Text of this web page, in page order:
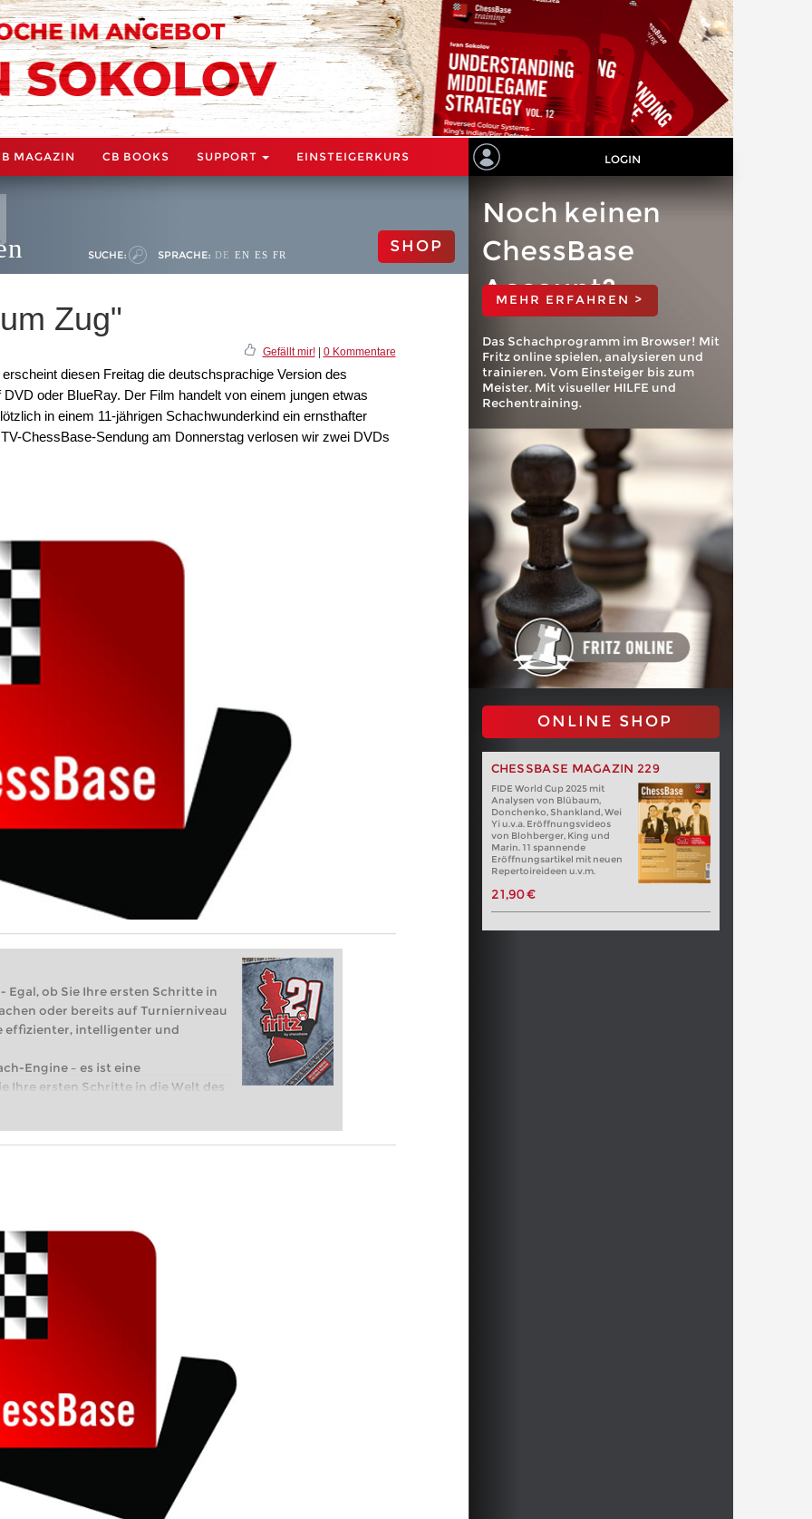
MAGAZIN CB BOOKS SUPPORT EINSTEIGERKURS LOGIN
SUCHE: SPRACHE: DE EN ES FR SHOP
Zug"
Gefällt mir!| 0 Kommentare
diesen Freitag die deutschsprachige Version des
oder BlueRay. Der Film handelt von einem jungen etwas
in einem 11-jährigen Schachwunderkind ein ernsthafter
ChessBase-Sendung am Donnerstag verlosen wir zwei DVDs
ob Sie Ihre ersten Schritte in
oder bereits auf Turnierniveau
effizienter, intelligenter und
Engine – es ist eine
Ihre ersten Schritte in die Welt des
Noch keinen
ChessBase
Account?
MEHR ERFAHREN >
Das Schachprogramm im Browser! Mit
Fritz online spielen, analysieren und
trainieren. Vom Einsteiger bis zum
Meister. Mit visueller HILFE und
Rechentraining.
ONLINE SHOP
CHESSBASE MAGAZIN 229
FIDE World Cup 2025 mit
Analysen von Blübaum,
Donchenko, Shankland, Wei
Yi u.v.a. Eröffnungsvideos
von Blohberger, King und
Marin. 11 spannende
Eröffnungsartikel mit neuen
Repertoireideen u.v.m.
21,90 €